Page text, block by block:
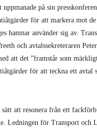
på sin
för att markera mot
hamnar använder sig av.
och avtalssekreteraren
att det ”framstår som
för att teckna ett avtal
sätt att resonera från ett
Ledningen för Transport och